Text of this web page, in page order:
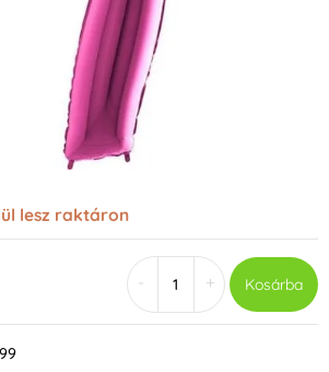
lesz raktáron
+ Kosárba